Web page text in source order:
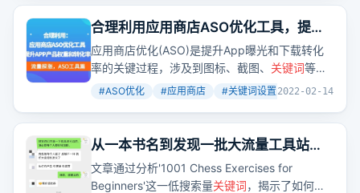
合理利用应用商店ASO优化工具，提升
APP产品权重和转化率（工具篇）
应用商店优化(ASO)是提升App曝光和下载转化
率的关键过程，涉及到图标、截图、 关键词等多
维度优化。想知道如何利用工具提高效率，增强
#ASO优化 #应用商店 #关键词设置 +2
2022-02-14
从一本书名到发现一批大流量工具站和
内容站全流程揭秘
文章通过分析'1001 Chess Exercises for
Beginners'这一低搜索量关键词，揭示了如何通